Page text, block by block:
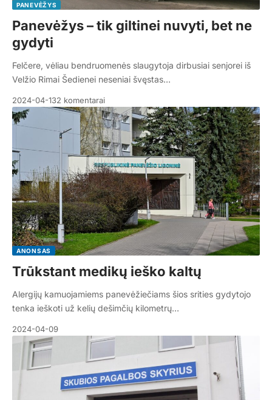
PANEVĖŽYS
Panevėžys – tik giltinei nuvyti, bet ne
gydyti
Felčere, vėliau bendruomenės slaugytoja dirbusiai senjorei iš
Velžio Rimai Šedienei neseniai švęstas…
2024-04-132 komentarai
ANONSAS
Trūkstant medikų ieško kaltų
Alergijų kamuojamiems panevėžiečiams šios srities gydytojo
tenka ieškoti už kelių dešimčių kilometrų…
2024-04-09